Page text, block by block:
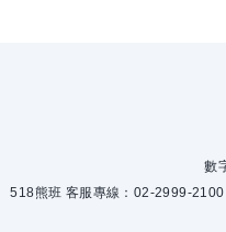
數
518熊班 客服專線：02-2999-2100